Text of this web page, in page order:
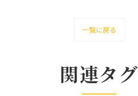
一覧に戻る
関連タグ